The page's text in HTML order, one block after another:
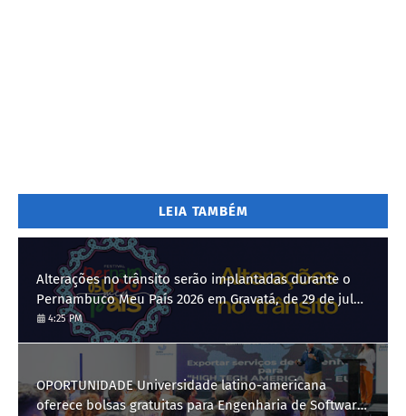
LEIA TAMBÉM
Alterações no trânsito serão implantadas durante o
Pernambuco Meu País 2026 em Gravatá, de 29 de julho
a 3 de agosto
4:25 PM
OPORTUNIDADE Universidade latino-americana
oferece bolsas gratuitas para Engenharia de Software;